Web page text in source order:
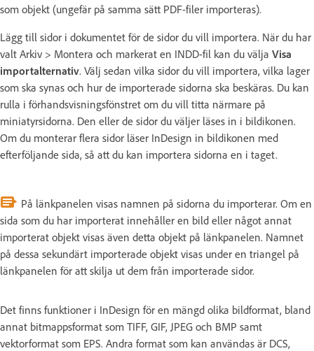
som objekt (ungefär på samma sätt PDF-filer importeras).
Lägg till sidor i dokumentet för de sidor du vill importera. När du har
valt Arkiv > Montera och markerat en INDD-fil kan du välja Visa
importalternativ. Välj sedan vilka sidor du vill importera, vilka lager
som ska synas och hur de importerade sidorna ska beskäras. Du kan
rulla i förhandsvisningsfönstret om du vill titta närmare på
miniatyrsidorna. Den eller de sidor du väljer läses in i bildikonen.
Om du monterar flera sidor läser InDesign in bildikonen med
efterföljande sida, så att du kan importera sidorna en i taget.
På länkpanelen visas namnen på sidorna du importerar. Om en
sida som du har importerat innehåller en bild eller något annat
importerat objekt visas även detta objekt på länkpanelen. Namnet
på dessa sekundärt importerade objekt visas under en triangel på
länkpanelen för att skilja ut dem från importerade sidor.
Det finns funktioner i InDesign för en mängd olika bildformat, bland
annat bitmappsformat som TIFF, GIF, JPEG och BMP samt
vektorformat som EPS. Andra format som kan användas är DCS,